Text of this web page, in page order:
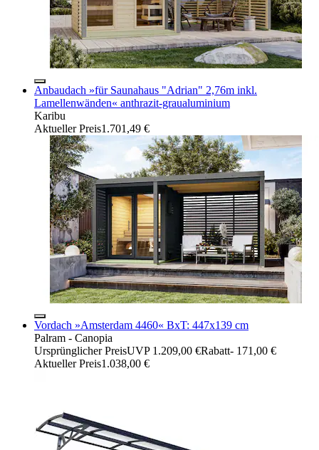
Anbaudach »für Saunahaus "Adrian" 2,76m inkl.
Lamellenwänden« anthrazit-graualuminium
Karibu
Aktueller Preis1.701,49 €
Vordach »Amsterdam 4460« BxT: 447x139 cm
Palram - Canopia
Ursprünglicher PreisUVP 1.209,00 €Rabatt- 171,00 €
Aktueller Preis1.038,00 €